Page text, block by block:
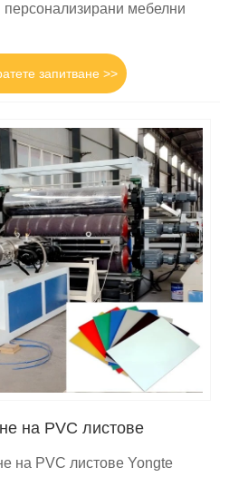
мебелни
запитване >>
на PVC листове
на PVC листове Yongte